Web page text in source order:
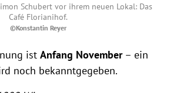
Schubert vor ihrem neuen Lokal: Das
Café Florianihof.
©Konstantin Reyer
ist Anfang November– ein
noch bekanntgegeben.